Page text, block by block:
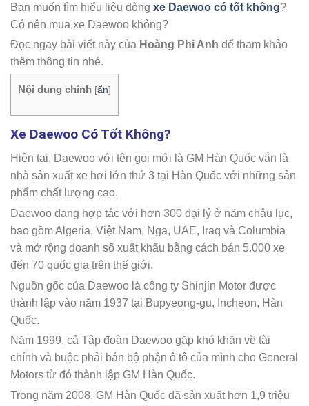
Bạn muốn tìm hiểu liệu dòng xe Daewoo có tốt không?
Có nên mua xe Daewoo không?
Đọc ngay bài viết này của Hoàng Phi Anh để tham khảo
thêm thông tin nhé.
Nội dung chính [ẩn]
Xe Daewoo Có Tốt Không?
Hiện tại, Daewoo với tên gọi mới là GM Hàn Quốc vẫn là
nhà sản xuất xe hơi lớn thứ 3 tại Hàn Quốc với những sản
phẩm chất lượng cao.
Daewoo đang hợp tác với hơn 300 đại lý ở năm châu lục,
bao gồm Algeria, Việt Nam, Nga, UAE, Iraq và Columbia
và mở rộng doanh số xuất khẩu bằng cách bán 5.000 xe
đến 70 quốc gia trên thế giới.
Nguồn gốc của Daewoo là công ty Shinjin Motor được
thành lập vào năm 1937 tại Bupyeong-gu, Incheon, Hàn
Quốc.
Năm 1999, cả Tập đoàn Daewoo gặp khó khăn về tài
chính và buộc phải bán bộ phận ô tô của mình cho General
Motors từ đó thành lập GM Hàn Quốc.
Trong năm 2008, GM Hàn Quốc đã sản xuất hơn 1,9 triệu